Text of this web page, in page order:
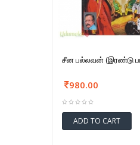
சீன பல்லவன் (இரண்டு
980.00
ADD TO CART